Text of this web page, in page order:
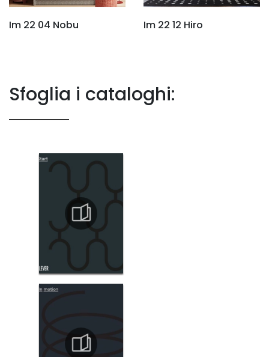
Im 22 04 Nobu Im 22 12 Hiro
Sfoglia i cataloghi: